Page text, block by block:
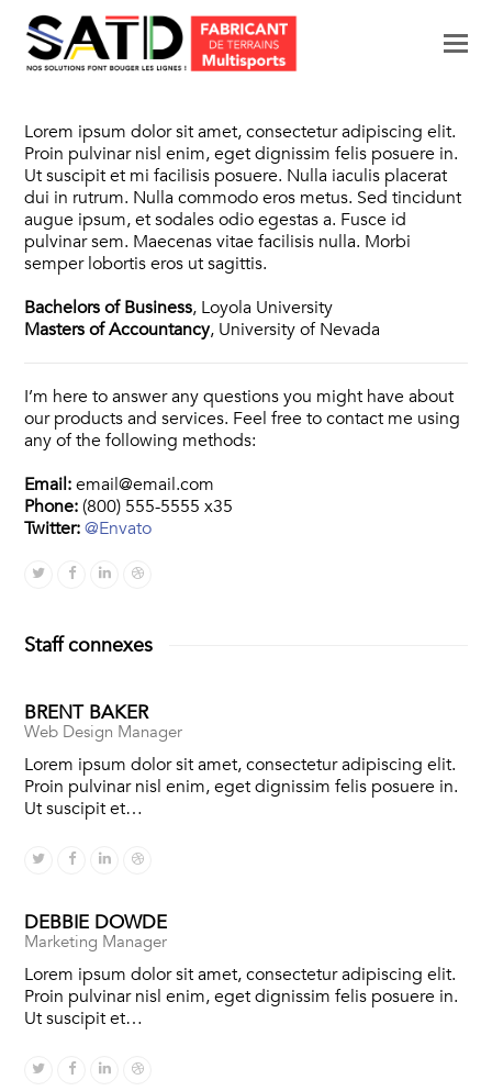
Lorem ipsum dolor sit amet, consectetur adipiscing elit.
Proin pulvinar nisl enim, eget dignissim felis posuere in.
Ut suscipit et mi facilisis posuere. Nulla iaculis placerat
dui in rutrum. Nulla commodo eros metus. Sed tincidunt
augue ipsum, et sodales odio egestas a. Fusce id
pulvinar sem. Maecenas vitae facilisis nulla. Morbi
semper lobortis eros ut sagittis.
Bachelors of Business, Loyola University
Masters of Accountancy, University of Nevada
I’m here to answer any questions you might have about
our products and services. Feel free to contact me using
any of the following methods:
Email:email@email.com
Phone:(800) 555-5555 x35
Twitter: @Envato
TwitterFacebook
LinkedinDribbble
Staff connexes
BRENT BAKER
Web Design Manager
Lorem ipsum dolor sit amet, consectetur adipiscing elit.
Proin pulvinar nisl enim, eget dignissim felis posuere in.
Ut suscipit et…
TwitterFacebook
LinkedinDribbble
DEBBIE DOWDE
Marketing Manager
Lorem ipsum dolor sit amet, consectetur adipiscing elit.
Proin pulvinar nisl enim, eget dignissim felis posuere in.
Ut suscipit et…
TwitterFacebook
LinkedinDribbble